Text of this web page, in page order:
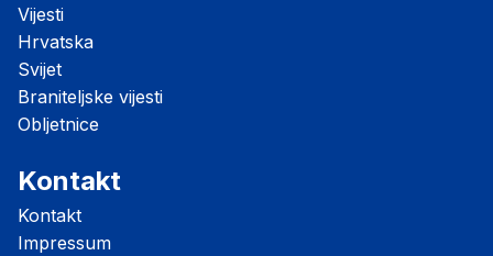
Vijesti
Hrvatska
Svijet
Braniteljske vijesti
Obljetnice
Kontakt
Kontakt
Impressum